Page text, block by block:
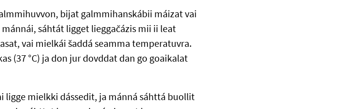
bijat galmmihanskábii máizat vai
sáhtát ligget lieggačázis mii ii leat
vai mielkái šaddá seamma temperatuvra.
(37 °C) ja don jur dovddat dan go goaikalat
ligge mielkki dássedit, ja mánná sáhttá buollit